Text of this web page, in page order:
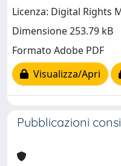
Licenza: Digital Rights
Dimensione 253.79 kB
Formato Adobe PDF
Visualizza/Apri
Pubblicazioni